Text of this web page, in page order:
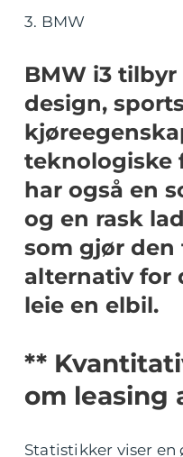
3. BMW
BMW i3
design,
teknologiske
har også en
og en rask
som gjør
alternativ for
leie en elbil.
**
om leasing
Statistikker viser